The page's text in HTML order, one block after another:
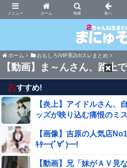
ホーム
まにゅそく 2chまとめニ
ホーム おもしろ/VIP系2chスレまとめ
【動画】ま～んさん、路上
おすすめ!
【炎上】アイドルさん、
ッズが映り込む痛恨のミ
【画像】吉原の人気店
ｷﾀ━(ﾟ∀ﾟ)━!
【動画】兄「妹がＡＶ見